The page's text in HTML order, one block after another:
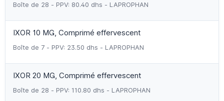
Boîte de 28 - PPV: 80.40 dhs - LAPROPHAN
IXOR 10 MG, Comprimé effervescent
Boîte de 7 - PPV: 23.50 dhs - LAPROPHAN
IXOR 20 MG, Comprimé effervescent
Boîte de 28 - PPV: 110.80 dhs - LAPROPHAN